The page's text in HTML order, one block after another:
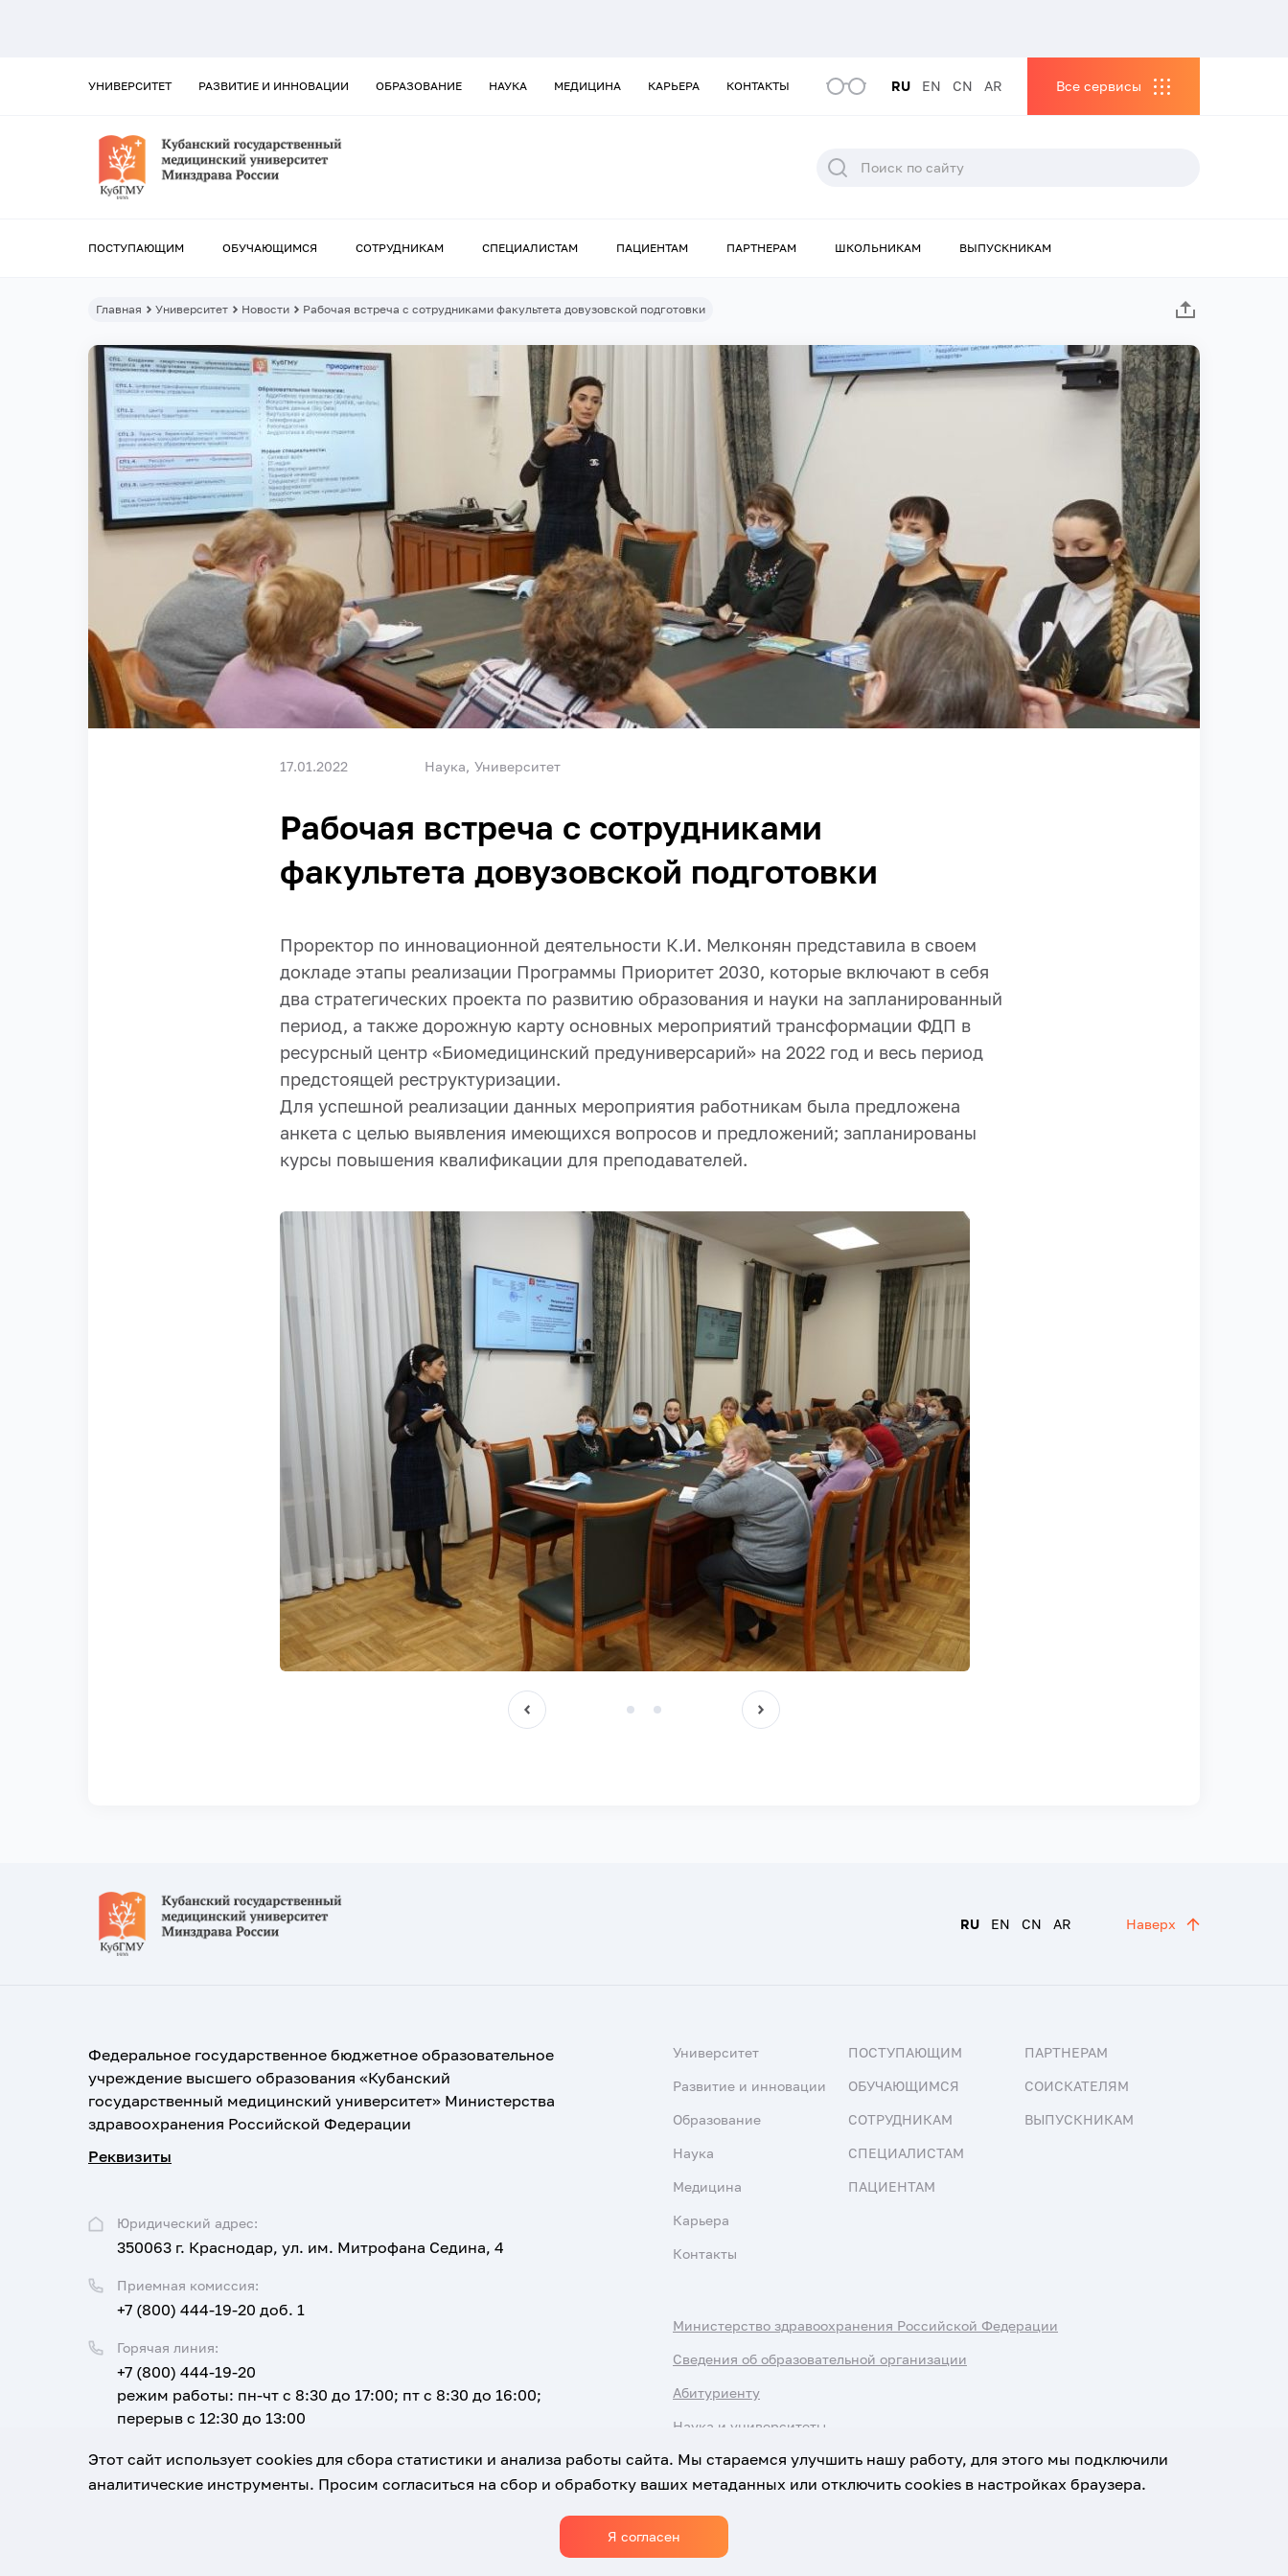
УНИВЕРСИТЕТ РАЗВИТИЕ И ИННОВАЦИИ ОБРАЗОВАНИЕ НАУКА МЕДИЦИНА КАРЬЕРА КОНТАКТЫ RU EN CN AR Все сервисы
ПОСТУПАЮЩИМ ОБУЧАЮЩИМСЯ СОТРУДНИКАМ СПЕЦИАЛИСТАМ ПАЦИЕНТАМ ПАРТНЕРАМ ШКОЛЬНИКАМ ВЫПУСКНИКАМ
Главная Университет Новости Рабочая встреча с сотрудниками факультета довузовской подготовки
17.01.2022 Наука Университет
Рабочая встреча с сотрудниками
факультета довузовской подготовки
Проректор по инновационной деятельности К.И. Мелконян представила в своем
докладе этапы реализации Программы Приоритет 2030, которые включают в себя
два стратегических проекта по развитию образования и науки на запланированный
период, а также дорожную карту основных мероприятий трансформации ФДП в
ресурсный центр «Биомедицинский предуниверсарий» на 2022 год и весь период
предстоящей реструктуризации.
Для успешной реализации данных мероприятия работникам была предложена
анкета с целью выявления имеющихся вопросов и предложений; запланированы
курсы повышения квалификации для преподавателей.
RU EN CN AR Наверх
Федеральное государственное бюджетное образовательное
учреждение высшего образования «Кубанский
государственный медицинский университет» Министерства
здравоохранения Российской Федерации
Реквизиты
Юридический адрес:
350063 г. Краснодар, ул. им. Митрофана Седина, 4
Приемная комиссия:
+7 (800) 444-19-20 доб. 1
Горячая линия:
+7 (800) 444-19-20
режим работы: пн-чт с 8:30 до 17:00; пт с 8:30 до 16:00;
перерыв с 12:30 до 13:00
Email:
corpus@ksma.ru
Университет
Развитие и инновации
Образование
Наука
Медицина
Карьера
Контакты
ПОСТУПАЮЩИМ
ОБУЧАЮЩИМСЯ
СОТРУДНИКАМ
СПЕЦИАЛИСТАМ
ПАЦИЕНТАМ
ПАРТНЕРАМ
СОИСКАТЕЛЯМ
ВЫПУСКНИКАМ
Министерство здравоохранения Российской Федерации
Сведения об образовательной организации
Абитуриенту
Наука и университеты
Политика обработки персональных данных
Этот сайт использует cookies для сбора статистики и анализа работы сайта. Мы стараемся улучшить нашу работу, для этого мы подключили
аналитические инструменты. Просим согласиться на сбор и обработку ваших метаданных или отключить cookies в настройках браузера.
Я согласен